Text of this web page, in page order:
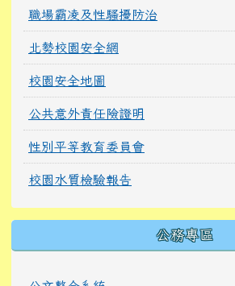
職場霸凌及性騷擾防治
北勢校園安全網
校園安全地圖
公共意外責任險證明
性別平等教育委員會
校園水質檢驗報告
公務專區